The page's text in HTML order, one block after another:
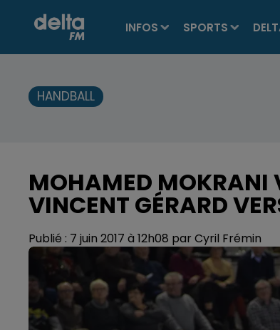
INFOS SPORTS
HANDBALL
MOHAMED MOKRANI
VINCENT GÉRARD
Publié : 7 juin 2017 à 12h08 par Cyril Frémin